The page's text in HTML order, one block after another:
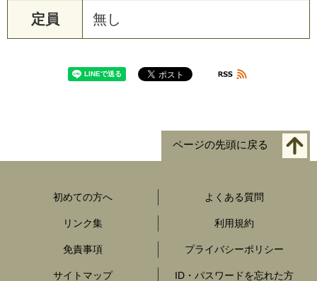
定員 無し
ページの先頭に戻る
初めての方へ よくある質問
リンク集 利用規約
免責事項 プライバシーポリシー
サイトマップ ID・パスワードを忘れた方